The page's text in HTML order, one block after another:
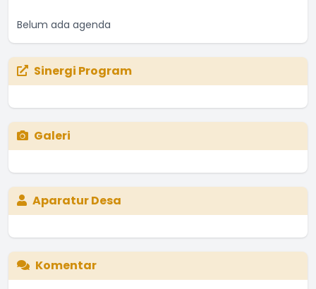
Belum ada agenda
Sinergi Program
Galeri
Aparatur Desa
Komentar